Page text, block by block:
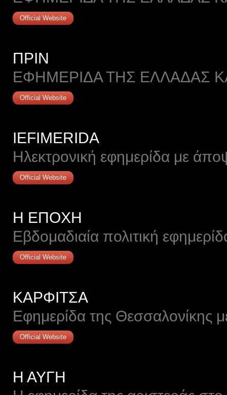
Official Website
ΠΡΙΝ
ΕΦΗΜΕΡΙΔΑ ΤΗΣ ΕΛΛΑΔΑΣ
Official Website
IΕFIMERIDA
Ηλεκτρονική εφημερίδα με
Official Website
Η ΕΠΟΧΗ
Εβδομαδιαία πολιτική
Official Website
ΚΑΡΦΙΤΣΑ
Εφημερίδα της Θεσσαλονίκης
Official Website
Η ΑΥΓΗ